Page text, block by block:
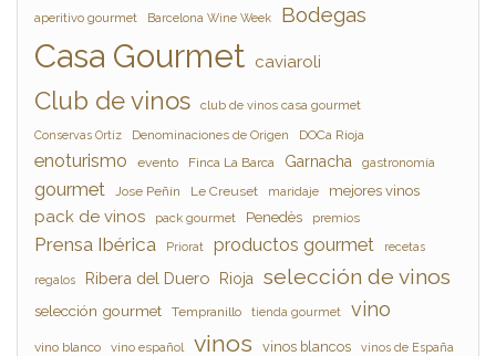
aperitivo gourmet Barcelona Wine Week Bodegas
Casa Gourmet caviaroli
Club de vinos club de vinos casa gourmet
Conservas Ortiz Denominaciones de Origen DOCa Rioja
enoturismo evento Finca La Barca Garnacha gastronomía
gourmet Jose Peñín Le Creuset maridaje mejores vinos
pack de vinos pack gourmet Penedès premios
Prensa Ibérica Priorat productos gourmet recetas
regalos Ribera del Duero Rioja selección de vinos
selección gourmet Tempranillo tienda gourmet vino
vino blanco vino español vinos vinos blancos vinos de España